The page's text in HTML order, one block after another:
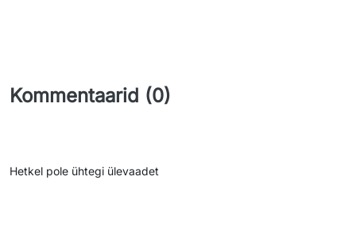
Kommentaarid (0)
Hetkel pole ühtegi ülevaadet